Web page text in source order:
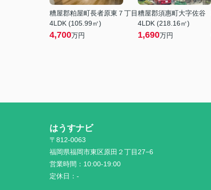
糟屋郡粕屋町長者原東７丁目
4LDK (105.99㎡)
4,700万円
糟屋郡須惠町大字佐谷
4LDK (218.16㎡)
1,690万円
はうすナビ
〒812-0063
福岡県福岡市東区原田２丁目27−6
営業時間： 10:00-19:00
定休日： -